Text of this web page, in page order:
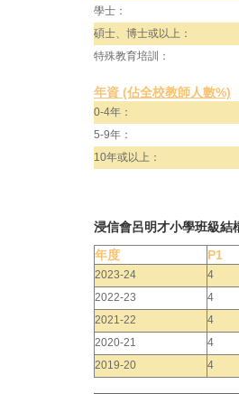
學士：
碩士、博士或以上：
特殊教育培訓：
年資 (佔全校教師人數%)
0-4年：
5-9年：
10年或以上：
浸信會呂明才小學班級結
年度
P1
2023-24 4
2022-23
4
2021-22
4
2020-21
4
2019-20
4